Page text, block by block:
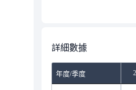
詳細數據
年度/季度
2024-Q1